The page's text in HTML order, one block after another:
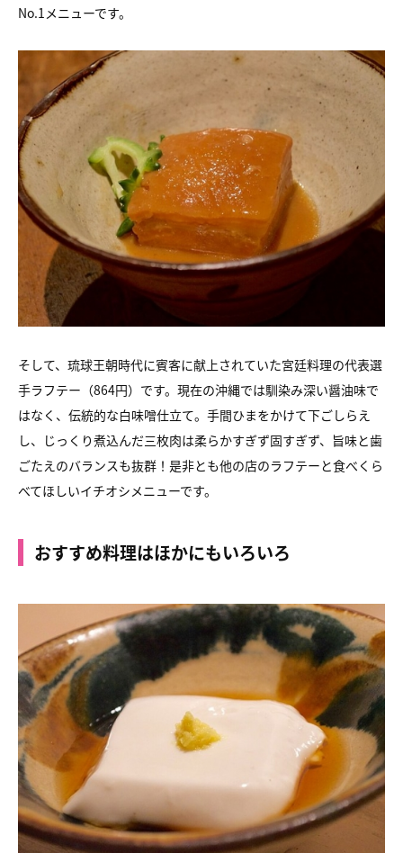
No.1メニューです。
そして、琉球王朝時代に賓客に献上されていた宮廷料理の代表選
手ラフテー（864円）です。現在の沖縄では馴染み深い醤油味で
はなく、 伝統的な白味噌仕立て。手間ひまをかけて下ごしらえ
し、
じっくり煮込んだ三枚肉は柔らかすぎず固すぎず、 旨味と歯
ごたえのバランスも抜群！是非とも他の店のラフテーと食べくら
べてほしいイチオシメニューです。
おすすめ料理はほかにもいろいろ